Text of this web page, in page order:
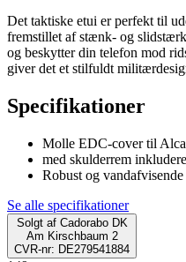
Det taktiske etui er perfekt til
fremstillet af stænk- og
og beskytter din telefon mod
giver det et stilfuldt
Specifikationer
Molle EDC-cover til
med skulderrem
Robust og vandafvisende
Se alle specifikationer
Solgt af Cadorabo DK
Am Kirschbaum 2
CVR-nr: DE279541884